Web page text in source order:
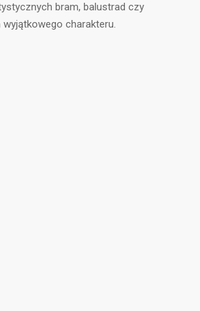
bram, balustrad czy
charakteru.